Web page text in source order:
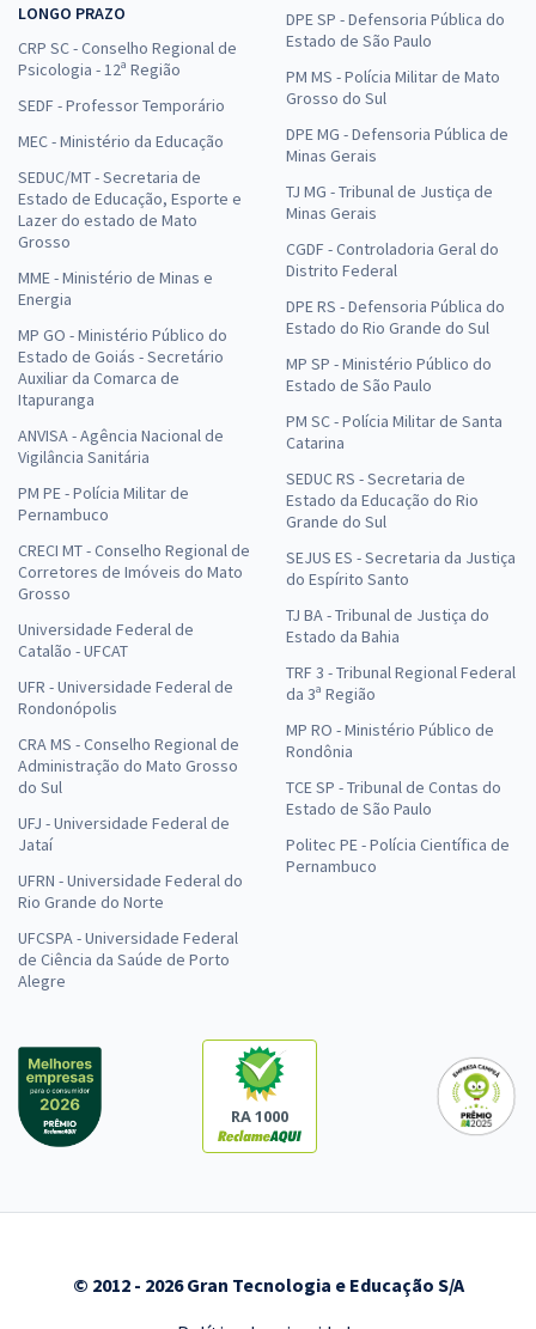
LONGO PRAZO
CRP SC - Conselho Regional de
Psicologia - 12ª Região
SEDF - Professor Temporário
MEC - Ministério da Educação
SEDUC/MT - Secretaria de
Estado de Educação, Esporte e
Lazer do estado de Mato
Grosso
MME - Ministério de Minas e
Energia
MP GO - Ministério Público do
Estado de Goiás - Secretário
Auxiliar da Comarca de
Itapuranga
ANVISA - Agência Nacional de
Vigilância Sanitária
PM PE - Polícia Militar de
Pernambuco
CRECI MT - Conselho Regional de
Corretores de Imóveis do Mato
Grosso
Universidade Federal de
Catalão - UFCAT
UFR - Universidade Federal de
Rondonópolis
CRA MS - Conselho Regional de
Administração do Mato Grosso
do Sul
UFJ - Universidade Federal de
Jataí
UFRN - Universidade Federal do
Rio Grande do Norte
UFCSPA - Universidade Federal
de Ciência da Saúde de Porto
Alegre
DPE SP - Defensoria Pública do
Estado de São Paulo
PM MS - Polícia Militar de Mato
Grosso do Sul
DPE MG - Defensoria Pública de
Minas Gerais
TJ MG - Tribunal de Justiça de
Minas Gerais
CGDF - Controladoria Geral do
Distrito Federal
DPE RS - Defensoria Pública do
Estado do Rio Grande do Sul
MP SP - Ministério Público do
Estado de São Paulo
PM SC - Polícia Militar de Santa
Catarina
SEDUC RS - Secretaria de
Estado da Educação do Rio
Grande do Sul
SEJUS ES - Secretaria da Justiça
do Espírito Santo
TJ BA - Tribunal de Justiça do
Estado da Bahia
TRF 3 - Tribunal Regional Federal
da 3ª Região
MP RO - Ministério Público de
Rondônia
TCE SP - Tribunal de Contas do
Estado de São Paulo
Politec PE - Polícia Científica de
Pernambuco
RA 1000
© 2012 - 2026 Gran Tecnologia e Educação S/A